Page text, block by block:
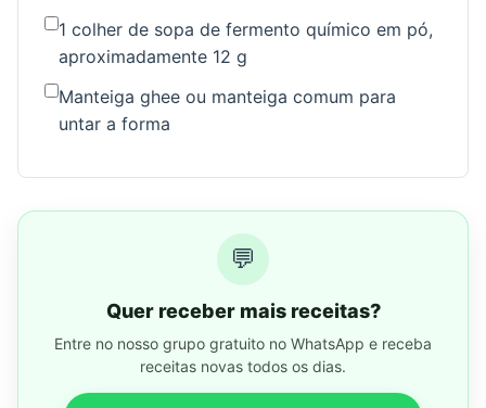
1 colher de sopa de fermento químico em pó,
aproximadamente 12 g
Manteiga ghee ou manteiga comum para
untar a forma
💬
Quer receber mais receitas?
Entre no nosso grupo gratuito no WhatsApp e receba
receitas novas todos os dias.